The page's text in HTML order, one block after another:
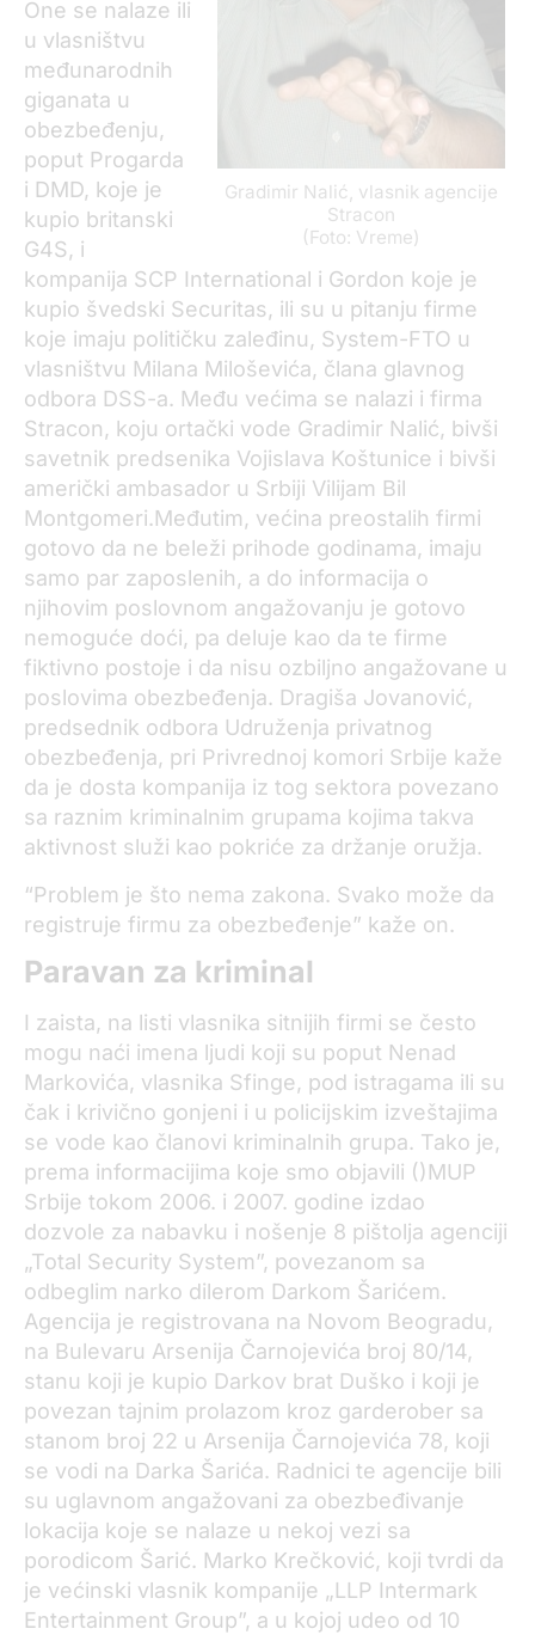
Gradimir Nalić, vlasnik agencije
Stracon
(Foto: Vreme)
One se nalaze ili
u vlasništvu
međunarodnih
giganata u
obezbeđenju,
poput Progarda
i DMD, koje je
kupio britanski
G4S, i
kompanija SCP International i Gordon koje je
kupio švedski Securitas, ili su u pitanju firme
koje imaju političku zaleđinu, System-FTO u
vlasništvu Milana Miloševića, člana glavnog
odbora DSS-a. Među većima se nalazi i firma
Stracon, koju ortački vode Gradimir Nalić, bivši
savetnik predsenika Vojislava Koštunice i bivši
američki ambasador u Srbiji Vilijam Bil
Montgomeri.Međutim, većina preostalih firmi
gotovo da ne beleži prihode godinama, imaju
samo par zaposlenih, a do informacija o
njihovim poslovnom angažovanju je gotovo
nemoguće doći, pa deluje kao da te firme
fiktivno postoje i da nisu ozbiljno angažovane u
poslovima obezbeđenja. Dragiša Jovanović,
predsednik odbora Udruženja privatnog
obezbeđenja, pri Privrednoj komori Srbije kaže
da je dosta kompanija iz tog sektora povezano
sa raznim kriminalnim grupama kojima takva
aktivnost služi kao pokriće za držanje oružja.
“Problem je što nema zakona. Svako može da
registruje firmu za obezbeđenje” kaže on.
Paravan za kriminal
I zaista, na listi vlasnika sitnijih firmi se često
mogu naći imena ljudi koji su poput Nenad
Markovića, vlasnika Sfinge, pod istragama ili su
čak i krivično gonjeni i u policijskim izveštajima
se vode kao članovi kriminalnih grupa. Tako je,
prema informacijima koje smo objavili ()MUP
Srbije tokom 2006. i 2007. godine izdao
dozvole za nabavku i nošenje 8 pištolja agenciji
„Total Security System”, povezanom sa
odbeglim narko dilerom Darkom Šarićem.
Agencija je registrovana na Novom Beogradu,
na Bulevaru Arsenija Čarnojevića broj 80/14,
stanu koji je kupio Darkov brat Duško i koji je
povezan tajnim prolazom kroz garderober sa
stanom broj 22 u Arsenija Čarnojevića 78, koji
se vodi na Darka Šarića. Radnici te agencije bili
su uglavnom angažovani za obezbeđivanje
lokacija koje se nalaze u nekoj vezi sa
porodicom Šarić. Marko Krečković, koji tvrdi da
je većinski vlasnik kompanije „LLP Intermark
Entertainment Group”, a u kojoj udeo od 10